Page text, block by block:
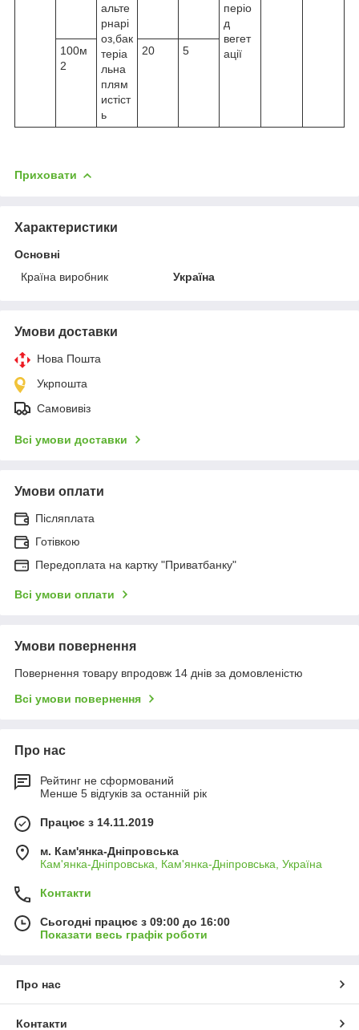
альте
рнарі
оз,бак
теріа
льна
плям
истіст
ь
періо
д
вегет
ації
100м
2
20 5
Приховати
Характеристики
Основні
Країна виробник
Україна
Умови доставки
Нова Пошта
Укрпошта
Самовивіз
Всі умови доставки
Умови оплати
Післяплата
Готівкою
Передоплата на картку "Приватбанку"
Всі умови оплати
Умови повернення
Повернення товару впродовж 14 днів за домовленістю
Всі умови повернення
Про нас
Рейтинг не сформований
Менше 5 відгуків за останній рік
Працює з 14.11.2019
м. Кам'янка-Дніпровська
Кам'янка-Дніпровська, Кам'янка-Дніпровська, Україна
Контакти
Сьогодні працює з 09:00 до 16:00
Показати весь графік роботи
Про нас
Контакти